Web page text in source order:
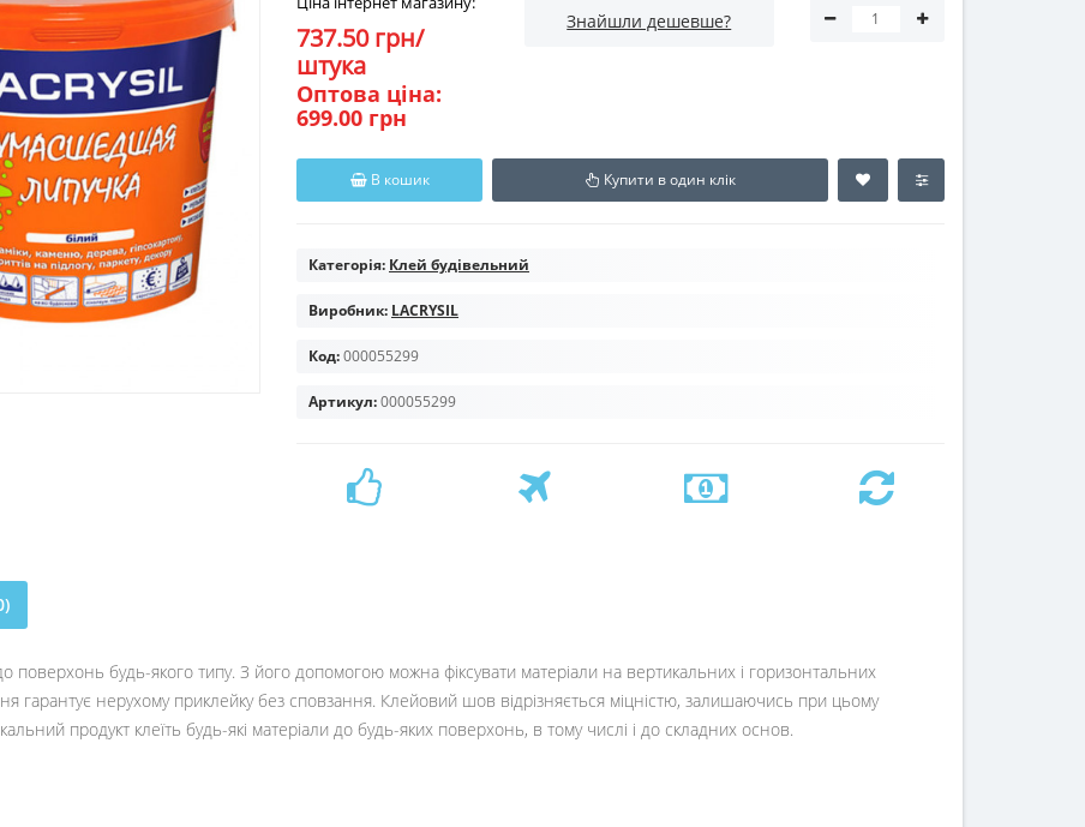
737.50 грн/
штука
Оптова ціна:
699.00 грн
Знайшли дешевше?
В кошик Купити в один клік
Категорія: Клей будівельний
Виробник: LACRYSIL
Код:000055299
Артикул:000055299
поверхонь будь-якого типу. З його допомогою можна фіксувати матеріали на вертикальних і горизонтальних
гарантує нерухому приклейку без сповзання. Клейовий шов відрізняється міцністю, залишаючись при цьому
продукт клеїть будь-які матеріали до будь-яких поверхонь, в тому числі і до складних основ.